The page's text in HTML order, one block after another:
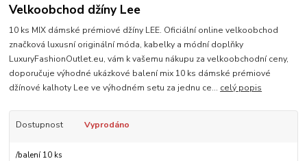
Velkoobchod džíny Lee
10 ks MIX dámské prémiové džíny LEE. Oficiální online velkoobchod
značková luxusní originální móda, kabelky a módní doplňky
LuxuryFashionOutlet.eu, vám k vašemu nákupu za velkoobchodní ceny,
doporučuje výhodné ukázkové balení mix 10 ks dámské prémiové
džínové kalhoty Lee ve výhodném setu za jednu ce... celý popis
Dostupnost Vyprodáno
/balení 10 ks